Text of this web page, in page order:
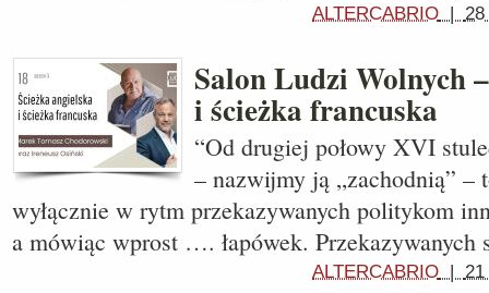
ALTERCABRIO | 28
Salon Ludzi Wolnych
i ścieżka francuska
“Od drugiej połowy XVI
– nazwijmy ją „zachodnią” –
wyłącznie w rytm przekazywanych politykom
a mówiąc wprost …. łapówek.
ALTERCABRIO | 21